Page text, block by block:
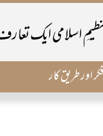
اسلامی ایک
اور طریق کار